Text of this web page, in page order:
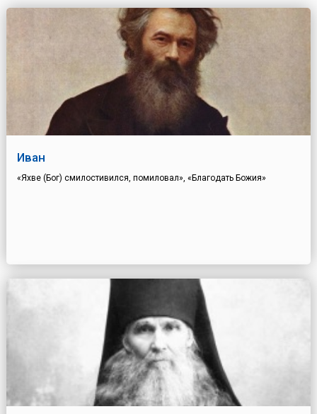
Иван
«Яхве (Бог) смилостивился, помиловал», «Благодать Божия»